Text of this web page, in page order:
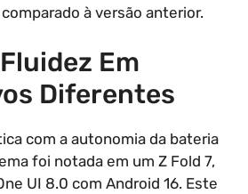
à versão anterior.
Em
Diferentes
com a autonomia da bateria
foi notada em um Z Fold 7,
UI 8.0 com Android 16. Este